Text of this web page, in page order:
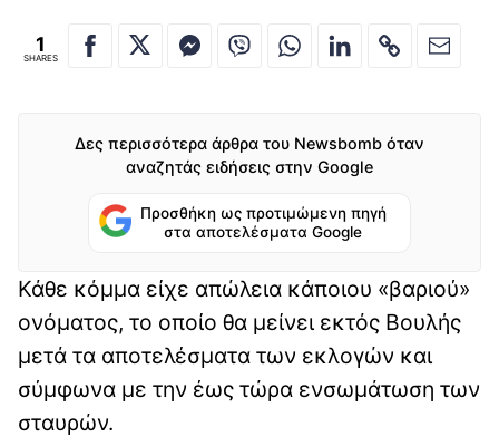
1
SHARES
Δες περισσότερα άρθρα του Newsbomb όταν
αναζητάς ειδήσεις στην Google
Προσθήκη ως προτιμώμενη πηγή
στα αποτελέσματα Google
Κάθε κόμμα είχε απώλεια κάποιου «βαριού»
ονόματος, το οποίο θα μείνει εκτός Βουλής
μετά τα αποτελέσματα των εκλογών και
σύμφωνα με την έως τώρα ενσωμάτωση των
σταυρών.